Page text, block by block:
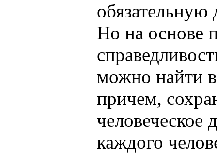
обязательную
Но на основе
можно найти
причем,
человеческое
каждого